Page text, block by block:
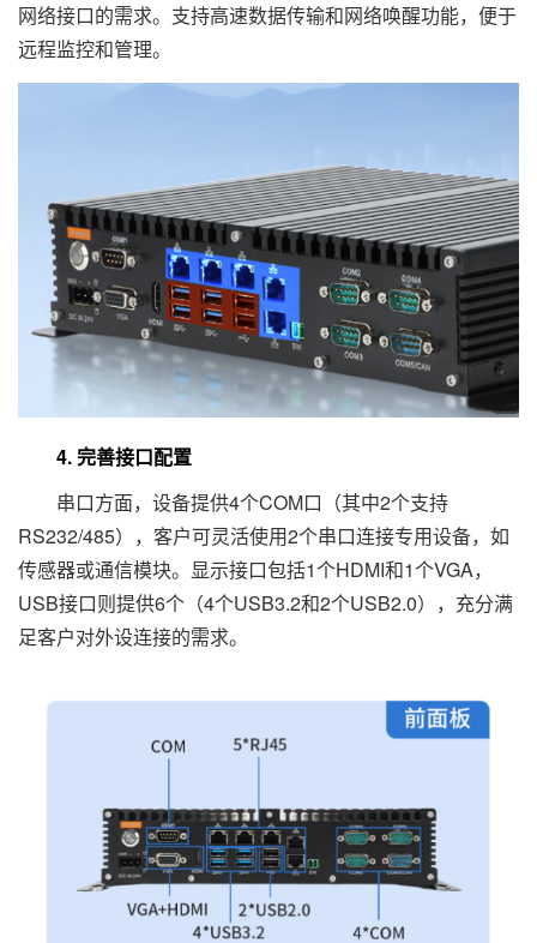
网络接口的需求。支持高速数据传输和网络唤醒功能，便于
远程监控和管理。
4. 完善接口配置
串口方面，设备提供4个COM口（其中2个支持
RS232/485），客户可灵活使用2个串口连接专用设备，如
传感器或通信模块。显示接口包括1个HDMI和1个VGA，
USB接口则提供6个（4个USB3.2和2个USB2.0），充分满
足客户对外设连接的需求。